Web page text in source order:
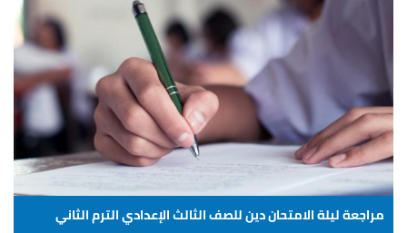
مراجعة ليلة الامتحان دين للصف الثالث الإعدادي الترم الثاني